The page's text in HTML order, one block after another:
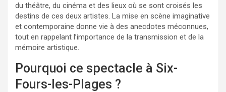
du théâtre, du cinéma et des lieux où se sont croisés les
destins de ces deux artistes. La mise en scène imaginative
et contemporaine donne vie à des anecdotes méconnues,
tout en rappelant l’importance de la transmission et de la
mémoire artistique.
Pourquoi ce spectacle à Six-
Fours-les-Plages ?